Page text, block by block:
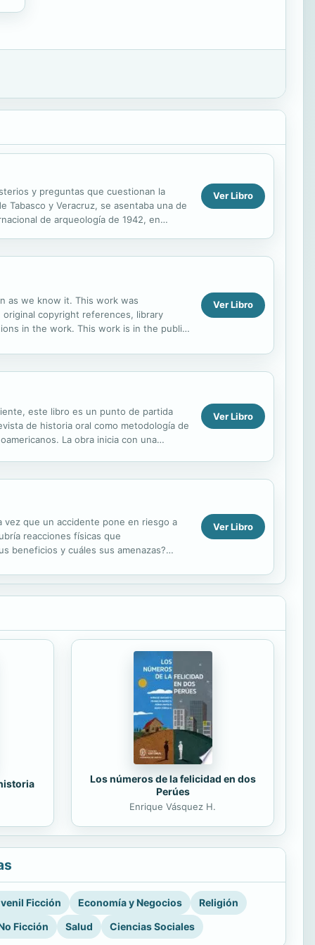
y preguntas que cuestionan la
Tabasco y Veracruz, se asentaba una de
de arqueología de 1942, en
Ver Libro
as we know it. This work was
copyright references, library
in the work. This work is in the public
Ver Libro
este libro es un punto de partida
de historia oral como metodología de
La obra inicia con una
Ver Libro
vez que un accidente pone en riesgo a
reacciones físicas que
beneficios y cuáles sus amenazas?
Ver Libro
Los números de la felicidad en dos
Perúes
Enrique Vásquez H.
Ficción Economía y Negocios
Religión
Ficción
Salud Ciencias Sociales